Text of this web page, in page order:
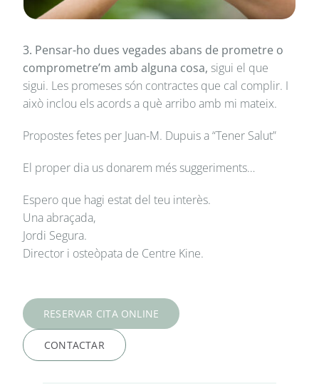
3. Pensar-ho dues vegades abans de prometre o
comprometre’m amb alguna cosa, sigui el que
sigui. Les promeses són contractes que cal complir. I
això inclou els acords a què arribo amb mi mateix.
Propostes fetes per Juan-M. Dupuis a “Tener Salut”
El proper dia us donarem més suggeriments…
Espero que hagi estat del teu interès.
Una abraçada,
Jordi Segura.
Director i osteòpata de Centre Kine.
RESERVAR CITA ONLINE
CONTACTAR